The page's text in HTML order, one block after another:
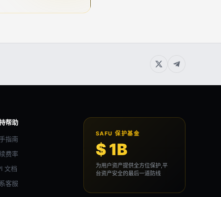
帮助
指南
费率
文档
客服
SAFU 保护基金
$ 1B
为用户资产提供全方位保护,平
台资产安全的最后一道防线